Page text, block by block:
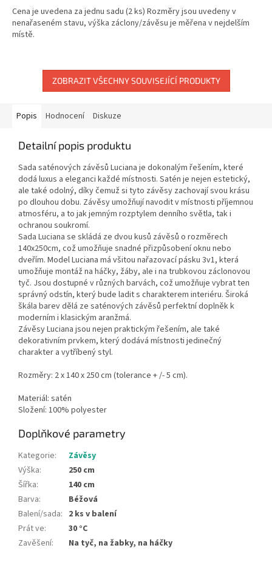
Cena je uvedena za jednu sadu (2 ks) Rozměry jsou uvedeny v
nenařaseném stavu, výška záclony/závěsu je měřena v nejdelším
místě.
ZOBRAZIT VŠECHNY SOUVISEJÍCÍ PRODUKTY
Popis Hodnocení Diskuze
Detailní popis produktu
Sada saténových závěsů Luciana je dokonalým řešením, které
dodá luxus a eleganci každé místnosti. Satén je nejen estetický,
ale také odolný, díky čemuž si tyto závěsy zachovají svou krásu
po dlouhou dobu. Závěsy umožňují navodit v místnosti příjemnou
atmosféru, a to jak jemným rozptylem denního světla, tak i
ochranou soukromí.
Sada Luciana se skládá ze dvou kusů závěsů o rozměrech
140x250cm, což umožňuje snadné přizpůsobení oknu nebo
dveřím. Model Luciana má všitou nařazovací pásku 3v1, která
umožňuje montáž na háčky, žáby, ale i na trubkovou záclonovou
tyč. Jsou dostupné v různých barvách, což umožňuje vybrat ten
správný odstín, který bude ladit s charakterem interiéru. Široká
škála barev dělá ze saténových závěsů perfektní doplněk k
moderním i klasickým aranžmá.
Závěsy Luciana jsou nejen praktickým řešením, ale také
dekorativním prvkem, který dodává místnosti jedinečný
charakter a vytříbený styl.
Rozměry: 2 x 140 x 250 cm (tolerance + /- 5 cm).
Materiál: satén
Složení: 100% polyester
Doplňkové parametry
Kategorie:
Závěsy
Výška:
250 cm
Šířka:
140 cm
Barva:
Béžová
Balení/sada: 2 ks v balení
Prát ve:
30 °C
Zavěšení: Na tyč, na žabky, na háčky